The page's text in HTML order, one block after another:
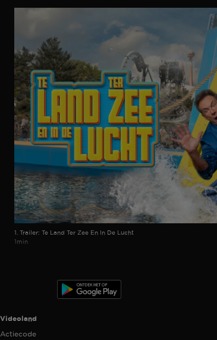
1. Trailer: Te Land Ter Zee En In De Lucht
1min
Videoland useful links.
Videoland
Actiecode